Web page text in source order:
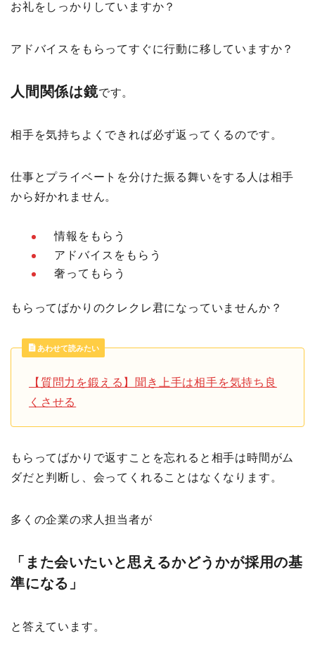
お礼をしっかりしていますか？
アドバイスをもらってすぐに行動に移していますか？
人間関係は鏡です。
相手を気持ちよくできれば必ず返ってくるのです。
仕事とプライベートを分けた振る舞いをする人は相手
から好かれません。
情報をもらう
アドバイスをもらう
奢ってもらう
もらってばかりのクレクレ君になっていませんか？
あわせて読みたい
【質問力を鍛える】聞き上手は相手を気持ち良
くさせる
もらってばかりで返すことを忘れると相手は時間がム
ダだと判断し、会ってくれることはなくなります。
多くの企業の求人担当者が
「また会いたいと思えるかどうかが採用の基
準になる」
と答えています。